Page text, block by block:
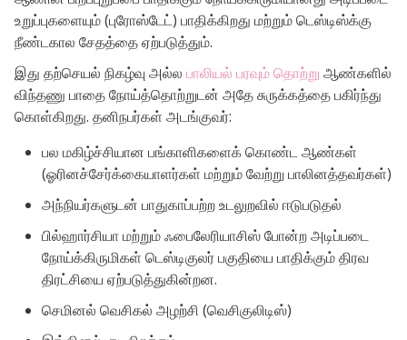
உறுப்புகளையும் (புரோஸ்டேட்) பாதிக்கிறது மற்றும் டெஸ்டிஸ்க்கு
நீண்டகால சேதத்தை ஏற்படுத்தும்.
இது தற்செயல் நிகழ்வு அல்ல பாலியல் பரவும் தொற்று ஆண்களில்
விந்தணு பாதை நோய்த்தொற்றுடன் அதே சுருக்கத்தை பகிர்ந்து
கொள்கிறது. தனிநபர்கள் அடங்குவர்:
பல மகிழ்ச்சியான பங்காளிகளைக் கொண்ட ஆண்கள்
(ஓரினச்சேர்க்கையாளர்கள் மற்றும் வேற்று பாலினத்தவர்கள்)
அந்நியர்களுடன் பாதுகாப்பற்ற உடலுறவில் ஈடுபடுதல்
பில்ஹார்சியா மற்றும் ஃபைலேரியாசிஸ் போன்ற அடிப்படை
நோய்க்கிருமிகள் டெஸ்டிகுலர் பகுதியை பாதிக்கும் திரவ
திரட்சியை ஏற்படுத்துகின்றன.
செமினல் வெசிகல் அழற்சி (வெசிகுலிடிஸ்)